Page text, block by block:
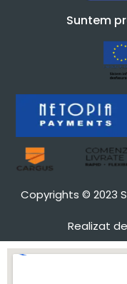
Suntem
Copyrights © 2023
Realizat